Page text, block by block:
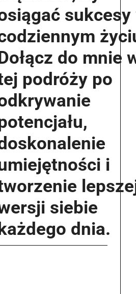
sukcesy
do mnie
podróży po
i
siebie
dnia.